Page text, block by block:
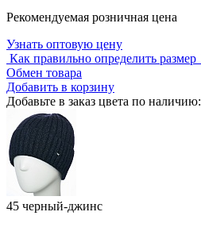
Рекомендуемая розничная цена
Узнать оптовую цену
Как правильно определить размер
Обмен товара
Добавить в корзину
Добавьте в заказ цвета по наличию:
45 черный-джинс